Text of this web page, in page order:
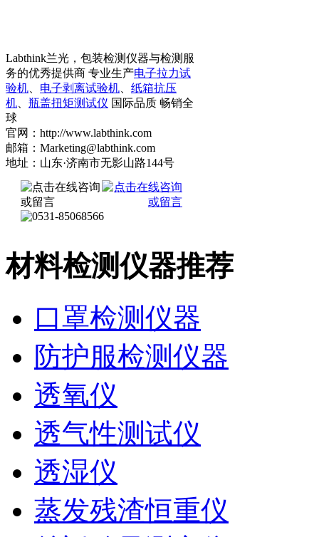
Labthink兰光，包装检测仪器与检测服
务的优秀提供商 专业生产电子拉力试
验机
电子剥离试验机
纸箱抗压
机
瓶盖扭矩测试仪 国际品质 畅销全
球
官网：http://www.labthink.com
邮箱：Marketing@labthink.com
地址：山东·济南市无影山路144号
材料检测仪器推荐
口罩检测仪器
防护服检测仪器
透氧仪
透气性测试仪
透湿仪
蒸发残渣恒重仪